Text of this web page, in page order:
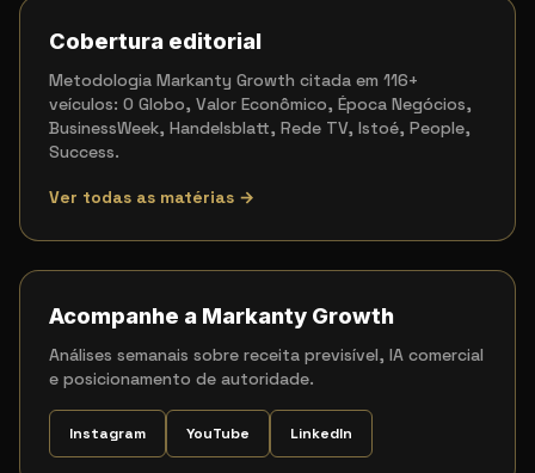
Cobertura editorial
Metodologia Markanty Growth citada em 116+
veículos: O Globo, Valor Econômico, Época Negócios,
BusinessWeek, Handelsblatt, Rede TV, Istoé, People,
Success.
Ver todas as matérias →
Acompanhe a Markanty Growth
Análises semanais sobre receita previsível, IA comercial
e posicionamento de autoridade.
Instagram YouTube LinkedIn